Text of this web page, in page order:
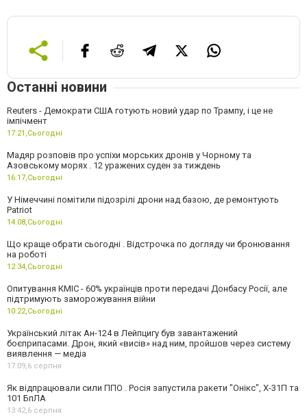
Останні новини
Reuters - Демократи США готують новий удар по Трампу, і це не
імпічмент
17:21,Сьогодні
Мадяр розповів про успіхи морських дронів у Чорному та
Азовському морях . 12 уражених суден за тиждень
16:17,Сьогодні
У Німеччині помітили підозрілі дрони над базою, де ремонтують
Patriot
14:08,Сьогодні
Що краще обрати сьогодні . Відстрочка по догляду чи бронювання
на роботі
12:34,Сьогодні
Опитування КМІС - 60% українців проти передачі Донбасу Росії, але
підтримують заморожування війни
10:22,Сьогодні
Український літак Ан-124 в Лейпцигу був завантажений
боєприпасами. Дрон, який «висів» над ним, пройшов через систему
виявлення — медіа
17:09,6 серпня
Як відпрацювали сили ППО . Росія запустила ракети "Онікс", Х-31П та
101 БпЛА
13:42,6 серпня